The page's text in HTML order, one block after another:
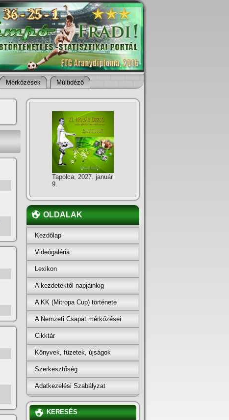
Mérkőzések Múltidéző
Tapolca, 2027. január
9.
OLDALAK
Kezdőlap
Videógaléria
Lexikon
A kezdetektől napjainkig
A KK (Mitropa Cup) története
A Nemzeti Csapat mérkőzései
Cikktár
Könyvek, füzetek, újságok
Szerkesztőség
Adatkezelési Szabályzat
KERESÉS